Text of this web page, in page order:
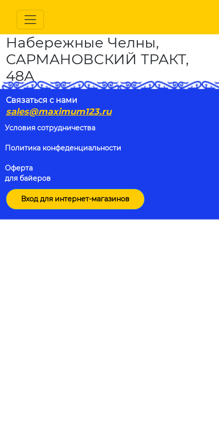
Набережные Челны,
САРМАНОВСКИЙ ТРАКТ,
48А
Связаться с нами
sales@maximum123.ru
Условия сотрудничества
Политика конфеденциальности
Оферта
для байеров
Вход для интернет-магазинов